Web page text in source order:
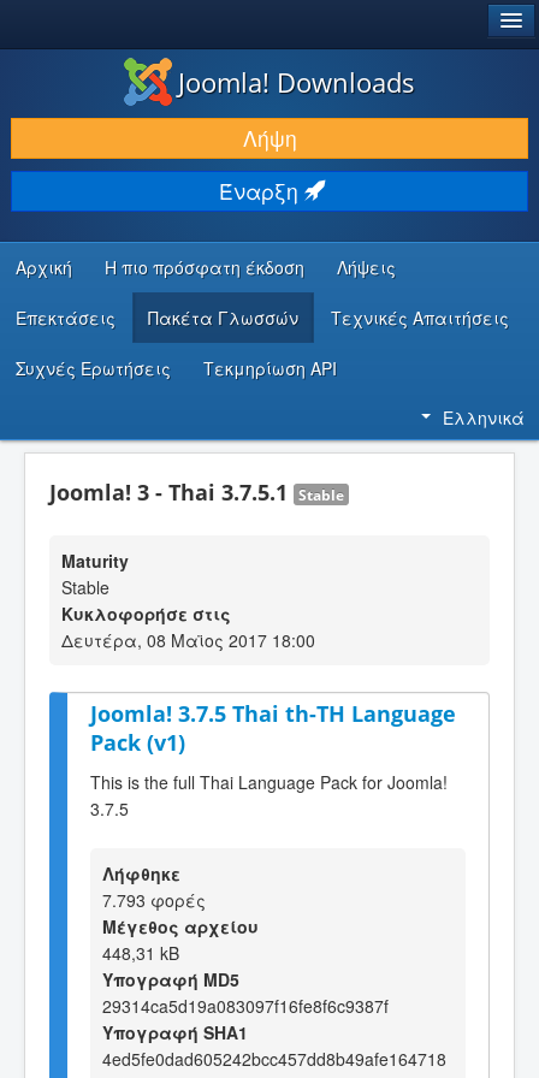
ΛΉΨΕΙΣ & ΕΠΕΚΤΆΣΕΙΣ
ΕΎΡΕΣΗ & ΜΆΘΗΣΗ
ΚΟΙΝΌΤΗΤΑ & ΥΠΟΣΤΉΡΙΞΗ
ΠΌΡΟΙ ΠΡΟΓΡΑΜΜΑΤΙΣΤΏΝ
Joomla! Downloads
Λήψη
Έναρξη
Αρχική Η πιο πρόσφατη έκδοση Λήψεις
Επεκτάσεις Πακέτα Γλωσσών Τεχνικές Απαιτήσεις
Συχνές Ερωτήσεις Τεκμηρίωση API
Ελληνικά
Joomla! 3 - Thai 3.7.5.1 Stable
Maturity
Stable
Κυκλοφορήσε στις
Δευτέρα, 08 Μαϊος 2017 18:00
Joomla! 3.7.5 Thai th-TH Language
Pack (v1)
This is the full Thai Language Pack for Joomla!
3.7.5
Λήφθηκε
7.793 φορές
Μέγεθος αρχείου
448,31 kB
Υπογραφή MD5
29314ca5d19a083097f16fe8f6c9387f
Υπογραφή SHA1
4ed5fe0dad605242bcc457dd8b49afe164718